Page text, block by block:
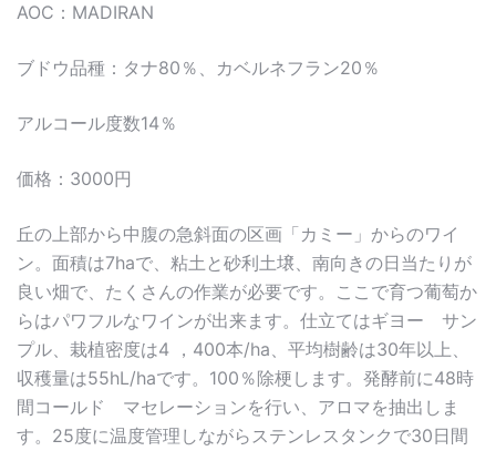
AOC：MADIRAN
ブドウ品種：タナ80％、カベルネフラン20％
アルコール度数14％
価格：3000円
丘の上部から中腹の急斜面の区画「カミー」からのワイ
ン。面積は7haで、粘土と砂利土壌、南向きの日当たりが
良い畑で、たくさんの作業が必要です。ここで育つ葡萄か
らはパワフルなワインが出来ます。仕立てはギヨー サン
プル、栽植密度は4 ，400本/ha、平均樹齢は30年以上、
収穫量は55hL/haです。100％除梗します。発酵前に48時
間コールド マセレーションを行い、アロマを抽出しま
す。25度に温度管理しながらステンレスタンクで30日間